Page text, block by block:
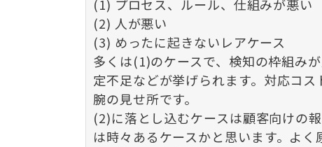
(1) プロセス、ルール、仕組みが悪い
(2) 人が悪い
(3) めったに起きないレアケース
多くは(1)のケースで、検知の枠組み
定不足などが挙げられます。対応コ
腕の見せ所です。
(2)に落とし込むケースは顧客向けの
は時々あるケースかと思います。よ